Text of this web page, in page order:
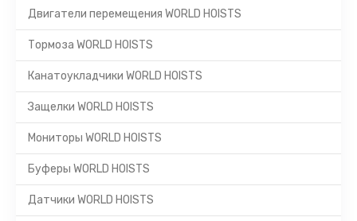
Двигатели перемещения WORLD HOISTS
Тормоза WORLD HOISTS
Канатоукладчики WORLD HOISTS
Защелки WORLD HOISTS
Мониторы WORLD HOISTS
Буферы WORLD HOISTS
Датчики WORLD HOISTS